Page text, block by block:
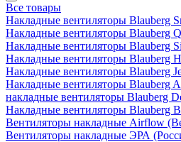
Все товары
Накладные вентиляторы Blauberg
Накладные вентиляторы Blauberg
Накладные вентиляторы Blauberg
Накладные вентиляторы Blauberg
Накладные вентиляторы Blauberg
Накладные вентиляторы Blauberg
накладные вентиляторы Blauberg
Накладные вентиляторы Blauberg
Вентиляторы накладные Airflow
Вентиляторы накладные ЭРА